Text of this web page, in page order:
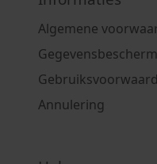
Algemene
Annulering